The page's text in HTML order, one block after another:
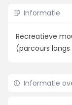
Informatie
Recreatieve
(parcours langs
Informatie